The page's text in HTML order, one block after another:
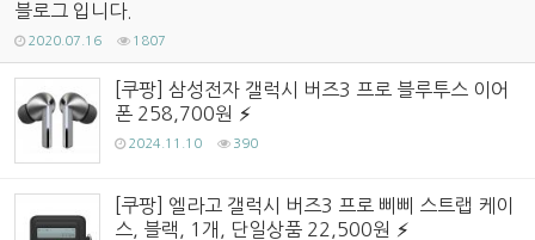
블로그 입니다.
2020.07.16 1807
[쿠팡] 삼성전자 갤럭시 버즈3 프로 블루투스 이어
폰 258,700원
2024.11.10 390
[쿠팡] 엘라고 갤럭시 버즈3 프로 삐삐 스트랩 케이
스, 블랙, 1개, 단일상품 22,500원
Sketchbook5, 스케치북5